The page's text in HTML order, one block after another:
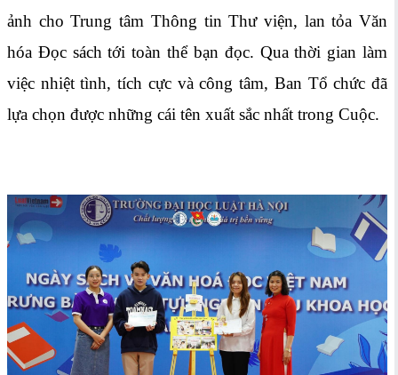
ảnh cho Trung tâm Thông tin Thư viện, lan tỏa Văn
hóa Đọc sách tới toàn thể bạn đọc. Qua thời gian làm
việc nhiệt tình, tích cực và công tâm, Ban Tổ chức đã
lựa chọn được những cái tên xuất sắc nhất trong Cuộc.